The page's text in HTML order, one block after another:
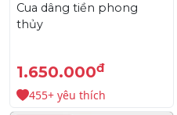
Cua dâng tiền phong
thủy
1.650.000đ
455+ yêu thích